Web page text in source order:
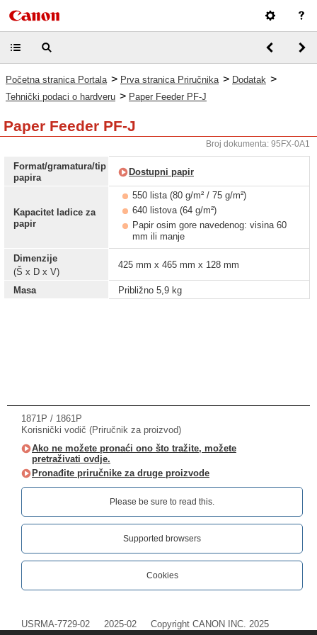
Početna stranica Portala > Prva stranica Priručnika > Dodatak >
Tehnički podaci o hardveru > Paper Feeder PF-J
Paper Feeder PF-J
Broj dokumenta: 95FX-0A1
Format/gramatura/tip
papira
Dostupni papir
Kapacitet ladice za
papir
550 lista (80 g/m² / 75 g/m²)
640 listova (64 g/m²)
Papir osim gore navedenog: visina 60
mm ili manje
Dimenzije
(Š x D x V)
425 mm x 465 mm x 128 mm
Masa Približno 5,9 kg
1871P / 1861P
Korisnički vodič (Priručnik za proizvod)
Ako ne možete pronaći ono što tražite, možete
pretraživati ovdje.
Pronađite priručnike za druge proizvode
Please be sure to read this.‎
Supported browsers
Cookies
USRMA-7729-02 2025-02 Copyright CANON INC. 2025